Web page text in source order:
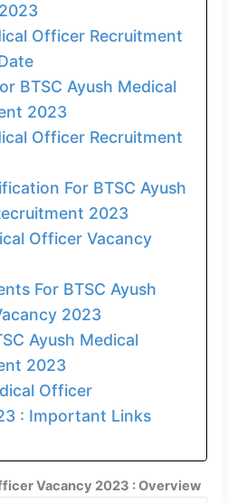
Officer Recruitment
BTSC Ayush Medical
2023
Officer Recruitment
For BTSC Ayush
2023
Officer Vacancy
For BTSC Ayush
2023
Ayush Medical
2023
Officer
: Important Links
Vacancy 2023 : Overview